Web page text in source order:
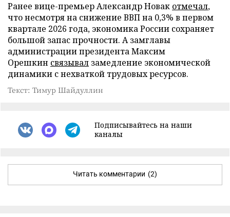
Ранее вице-премьер Александр Новак отмечал,
что несмотря на снижение ВВП на 0,3% в первом
квартале 2026 года, экономика России сохраняет
большой запас прочности. А замглавы
администрации президента Максим
Орешкин связывал замедление экономической
динамики с нехваткой трудовых ресурсов.
Текст: Тимур Шайдуллин
Подписывайтесь на наши
каналы
Читать комментарии (2)